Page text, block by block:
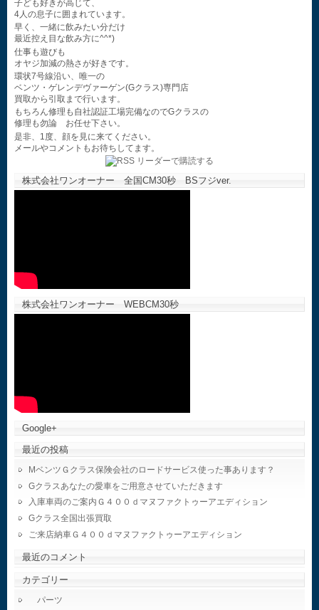
子ども好きが高じて、
4人の息子に囲まれています。
早く、一緒に飲みたい分だけ
最近控え目な飲み方に^^*)
仕事も遊びも
オヤジ加減の熱さが好きです。
環状7号線沿い、唯一の
ベンツ・ゲレンデヴァーゲン(Gクラス)専門店
買取から引取まで行います。
もちろん修理も自社認証工場完備なのでGクラスの
修理も勿論 お任せ下さい。
是非、1度、顔を見に来てください。
メールやコメントもお待ちしてます。
株式会社ワンオーナー 全国CM30秒 BSフジver.
株式会社ワンオーナー WEBCM30秒
Google+
最近の投稿
MベンツＧクラス保険会社のロードサービス使った事あります？
Gクラスあなたの愛車をご用意させていただきます
入庫車両のご案内Ｇ４００ｄマヌファクトゥーアエディション
Gクラス全国出張買取
ご来店納車Ｇ４００ｄマヌファクトゥーアエディション
最近のコメント
カテゴリー
パーツ